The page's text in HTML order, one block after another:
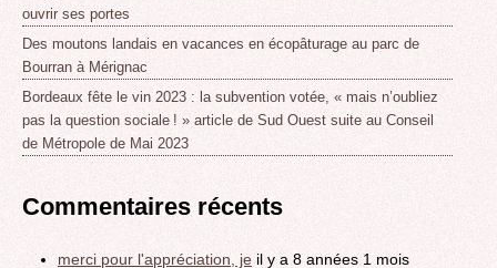
ouvrir ses portes
Des moutons landais en vacances en écopâturage au parc de
Bourran à Mérignac
Bordeaux fête le vin 2023 : la subvention votée, « mais n’oubliez
pas la question sociale ! » article de Sud Ouest suite au Conseil
de Métropole de Mai 2023
Commentaires récents
merci pour l'appréciation, je il y a 8 années 1 mois